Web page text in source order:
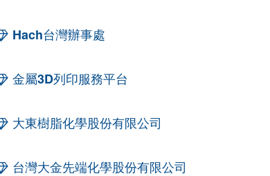
Hach台灣辦事處
金屬3D列印服務平台
大東樹脂化學股份有限公司
台灣大金先端化學股份有限公司